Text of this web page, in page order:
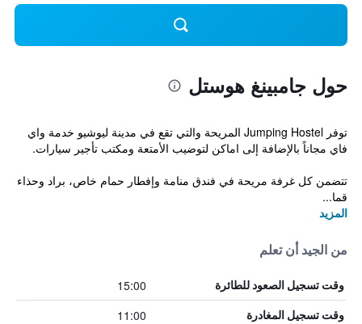
حول جامبينغ هوستل
توفر Jumping Hostel المريحة والتي تقع في مدينة ليوشيو خدمة واي
فاي مجاناً بالإضافة إلى اماكن لتوضيب الأمتعة ومكتب تأجير سيارات.
تتضمن كل غرفة مريحة في فندق منامة وإفطار حمام خاص، براد وحذاء
قما...
المزيد
من الجيد أن تعلم
وقت تسجيل الصعود للطائرة 15:00
وقت تسجيل المغادرة 11:00